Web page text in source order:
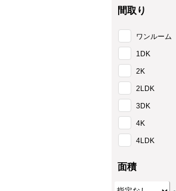
間取り
ワンルーム
1DK
2K
2LDK
3DK
4K
4LDK
面積